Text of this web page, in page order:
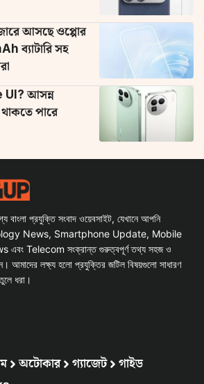
আসছে ওপ্পোর
ব্যাটারি সহ
UI? আসন্ন
পারে
প্রযুক্তি সংবাদ ওয়েবসাইট, যেখানে আপনি
News, Smartphone Update, Mobile
Telecom সংক্রান্ত গুরুত্বপূর্ণ তথ্য সহজ ও
আমাদের লক্ষ্য হলো প্রযুক্তির জটিল বিষয়গুলো সাধারণ
ধরা।
অটোকার গ্যাজেট গাইড